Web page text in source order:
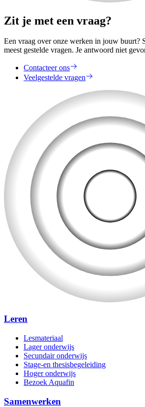
Zit je met een vraag?
Een vraag over onze werken in jouw buurt?
meest gestelde vragen. Je antwoord niet
Contacteer ons
Veelgestelde vragen
Leren
Lesmateriaal
Lager onderwijs
Secundair onderwijs
Stage-en thesisbegeleiding
Hoger onderwijs
Bezoek Aquafin
Samenwerken